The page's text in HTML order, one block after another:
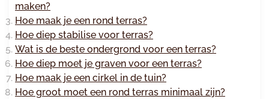
maken?
Hoe maak je een rond terras?
Hoe diep stabilise voor terras?
Wat is de beste ondergrond voor een terras?
Hoe diep moet je graven voor een terras?
Hoe maak je een cirkel in de tuin?
Hoe groot moet een rond terras minimaal zijn?